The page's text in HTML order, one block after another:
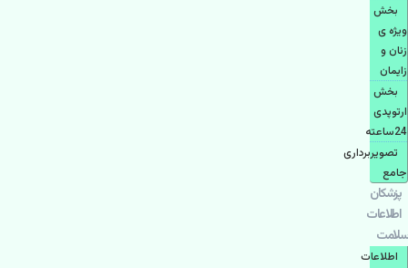
بخش
ویژه ی
زنان و
زایمان
بخش
ارتوپدی
24ساعته
تصویربرداری
جامع
پزشكان
اطلاعات
سلامت
اطلاعات